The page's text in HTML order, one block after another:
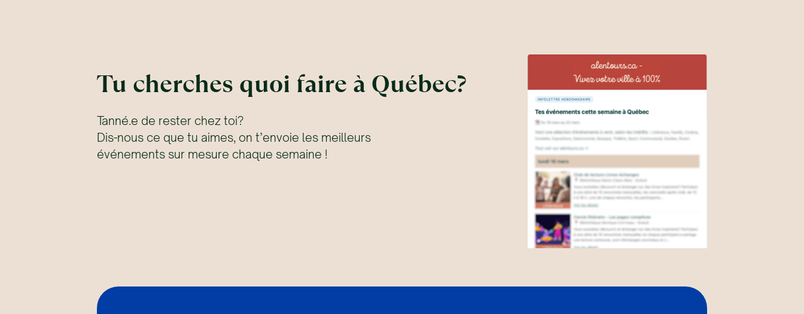
Tu cherches quoi faire à Québec?
Tanné.e de rester chez toi?
Dis-nous ce que tu aimes, on t’envoie les meilleurs
événements sur mesure chaque semaine !